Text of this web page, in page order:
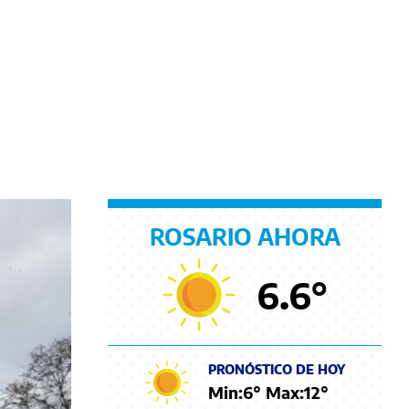
ROSARIO AHORA
6.6°
PRONÓSTICO DE HOY
Min:6° Max:12°